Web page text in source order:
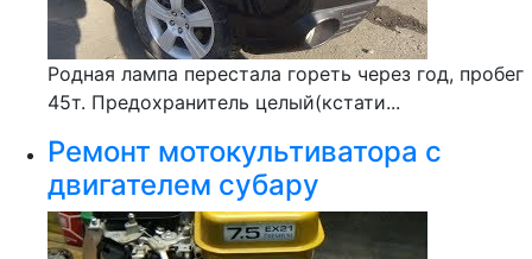
Родная лампа перестала гореть через год, пробег
45т. Предохранитель целый(кстати...
Ремонт мотокультиватора с
двигателем субару